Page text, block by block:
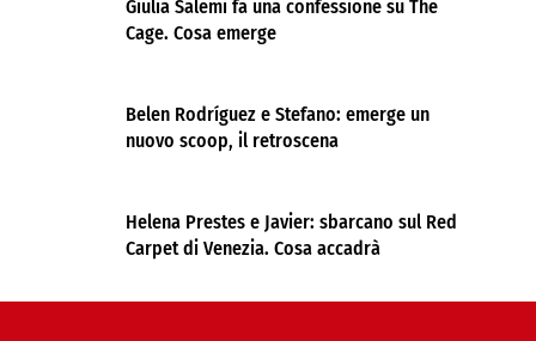
Giulia Salemi fa una confessione su The
Cage. Cosa emerge
Belen Rodríguez e Stefano: emerge un
nuovo scoop, il retroscena
Helena Prestes e Javier: sbarcano sul Red
Carpet di Venezia. Cosa accadrà